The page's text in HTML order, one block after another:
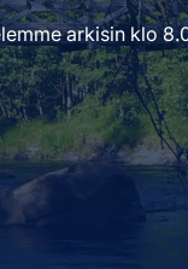
arkisin klo